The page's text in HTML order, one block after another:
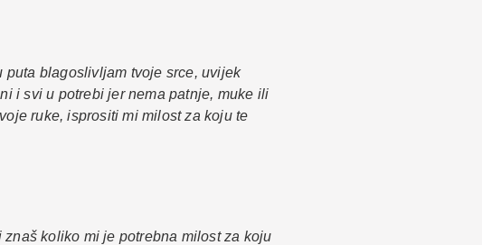
puta blagoslivljam tvoje srce, uvijek
i svi u potrebi jer nema patnje, muke ili
ruke, isprositi mi milost za koju te
koliko mi je potrebna milost za koju